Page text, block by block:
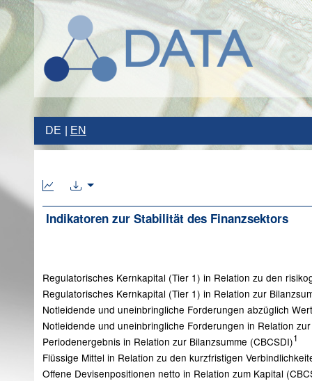
DE EN
Indikatoren zur Stabilität des Finanzsektors
Regulatorisches Kernkapital (Tier 1) in Relation zu den
Regulatorisches Kernkapital (Tier 1) in Relation zur
Notleidende und uneinbringliche Forderungen abzüglich
Notleidende und uneinbringliche Forderungen in Relation
Periodenergebnis in Relation zur Bilanzsumme (CBCSDI)1
Flüssige Mittel in Relation zu den kurzfristigen
Offene Devisenpositionen netto in Relation zum Kapital